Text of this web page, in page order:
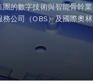
團的數字技術與智能骨幹
務公司（OBS）及國際奧